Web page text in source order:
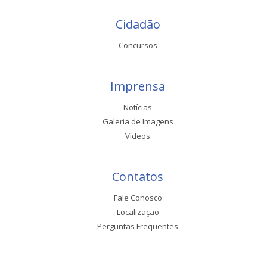
Cidadão
Concursos
Imprensa
Notícias
Galeria de Imagens
Vídeos
Contatos
Fale Conosco
Localização
Perguntas Frequentes